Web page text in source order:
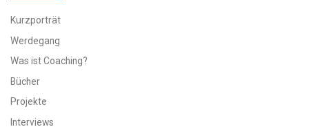
Kurzporträt
Werdegang
Was ist Coaching?
Bücher
Projekte
Interviews